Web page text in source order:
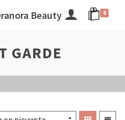
Beauty 0
GARDE